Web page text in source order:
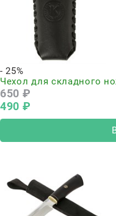
- 25%
Чехол для складного
650 ₽
490 ₽